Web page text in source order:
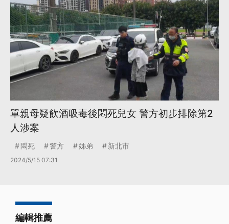
單親母疑飲酒吸毒後悶死兒女 警方初步排除第2
人涉案
悶死 警方 姊弟 新北市
2024/5/15 07:31
編輯推薦